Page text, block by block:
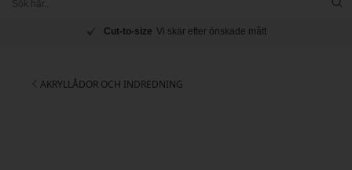
Cut-to-size Vi skär efter önskade mått
AKRYLLÅDOR OCH INDREDNING